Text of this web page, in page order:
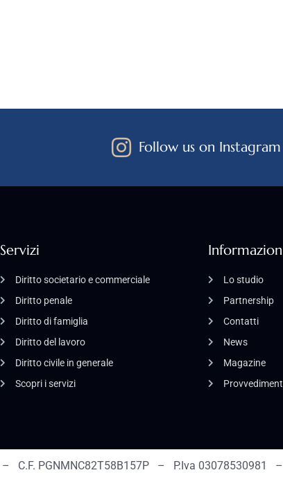
Follow us on Instagram
Servizi
Diritto societario e commerciale
Diritto penale
Diritto di famiglia
Diritto del lavoro
Diritto civile in generale
Scopri i servizi
Lo studio
Partnership
Contatti
News
Magazine
C.F. PGNMNC82T58B157P – P.Iva 03078530981